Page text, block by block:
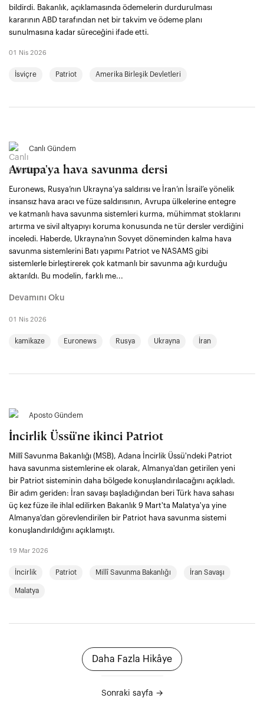
bildirdi. Bakanlık, açıklamasında ödemelerin durdurulması
kararının ABD tarafından net bir takvim ve ödeme planı
sunulmasına kadar süreceğini ifade etti.
01 Nis 2026
İsviçre Patriot Amerika Birleşik Devletleri
Canlı Gündem
Avrupa'ya hava savunma dersi
Euronews, Rusya’nın Ukrayna’ya saldırısı ve İran’ın İsrail’e yönelik
insansız hava aracı ve füze saldırısının, Avrupa ülkelerine entegre
ve katmanlı hava savunma sistemleri kurma, mühimmat stoklarını
artırma ve sivil altyapıyı koruma konusunda ne tür dersler verdiğini
inceledi. Haberde, Ukrayna’nın Sovyet döneminden kalma hava
savunma sistemlerini Batı yapımı Patriot ve NASAMS gibi
sistemlerle birleştirerek çok katmanlı bir savunma ağı kurduğu
aktarıldı. Bu modelin, farklı me...
Devamını Oku
01 Nis 2026
kamikaze Euronews Rusya Ukrayna İran
Aposto Gündem
İncirlik Üssü'ne ikinci Patriot
Millî Savunma Bakanlığı (MSB), Adana İncirlik Üssü'ndeki Patriot
hava savunma sistemlerine ek olarak, Almanya'dan getirilen yeni
bir Patriot sisteminin daha bölgede konuşlandırılacağını açıkladı.
Bir adım geriden: İran savaşı başladığından beri Türk hava sahası
üç kez füze ile ihlal edilirken Bakanlık 9 Mart'ta Malatya'ya yine
Almanya'dan görevlendirilen bir Patriot hava savunma sistemi
konuşlandırıldığını açıklamıştı.
19 Mar 2026
İncirlik Patriot Millî Savunma Bakanlığı İran Savaşı
Malatya
Daha Fazla Hikâye
Sonraki sayfa →